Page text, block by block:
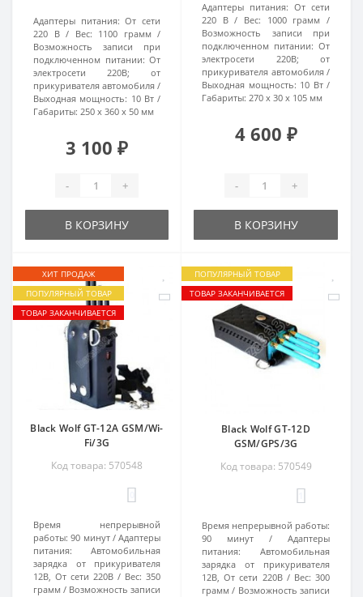
Адаптеры питания: От сети
220 В
Вес: 1100 грамм
Возможность записи при
подключенном питании: От
электросети 220В; от
прикуривателя автомобиля
Выходная мощность: 10 Вт
Габариты: 250 х 360 х 50 мм
3 100 ₽
- +
В КОРЗИНУ
Адаптеры питания: От сети
220 В
Вес:
1000 грамм
Возможность записи при
подключенном питании: От
электросети 220В; от
прикуривателя автомобиля
Выходная мощность: 10 Вт
Габариты: 270 х 30 х 105 мм
4 600 ₽
- +
В КОРЗИНУ
ХИТ ПРОДАЖ
ПОПУЛЯРНЫЙ ТОВАР
ТОВАР ЗАКАНЧИВАЕТСЯ
Black Wolf GT-12A GSM/Wi-
Fi/3G
Код товара: 570548
Время непрерывной
работы: 90 минут
Адаптеры
питания:
Автомобильная
зарядка от прикуривателя
12В, От сети 220В
Вес: 350
грамм
Возможность записи
ПОПУЛЯРНЫЙ ТОВАР
ТОВАР ЗАКАНЧИВАЕТСЯ
Black Wolf GT-12D
GSM/GPS/3G
Код товара: 570549
Время непрерывной работы:
90 минут
Адаптеры
питания:
Автомобильная
зарядка от прикуривателя
12В, От сети 220В
Вес: 300
грамм
Возможность записи